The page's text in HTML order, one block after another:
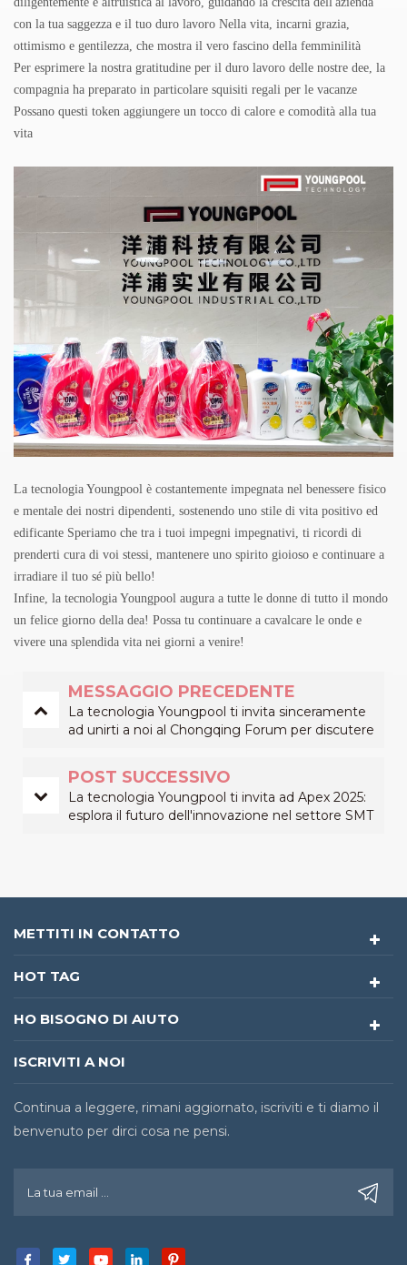
con la tua saggezza e il tuo duro lavoro Nella vita, incarni grazia,
ottimismo e gentilezza, che mostra il vero fascino della femminilità
Per esprimere la nostra gratitudine per il duro lavoro delle nostre dee, la
compagnia ha preparato in particolare squisiti regali per le vacanze
Possano questi token aggiungere un tocco di calore e comodità alla tua
vita
La tecnologia Youngpool è costantemente impegnata nel benessere fisico
e mentale dei nostri dipendenti, sostenendo uno stile di vita positivo ed
edificante Speriamo che tra i tuoi impegni impegnativi, ti ricordi di
prenderti cura di voi stessi, mantenere uno spirito gioioso e continuare a
irradiare il tuo sé più bello!
Infine, la tecnologia Youngpool augura a tutte le donne di tutto il mondo
un felice giorno della dea! Possa tu continuare a cavalcare le onde e
vivere una splendida vita nei giorni a venire!
MESSAGGIO PRECEDENTE
La tecnologia Youngpool ti invita sinceramente
ad unirti a noi al Chongqing Forum per discutere
POST SUCCESSIVO
La tecnologia Youngpool ti invita ad Apex 2025:
esplora il futuro dell'innovazione nel settore SMT
METTITI IN CONTATTO
HOT TAG
HO BISOGNO DI AIUTO
ISCRIVITI A NOI
Continua a leggere, rimani aggiornato, iscriviti e ti diamo il
benvenuto per dirci cosa ne pensi.